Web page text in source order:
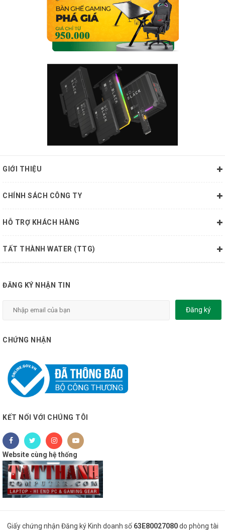
GIỚI THIỆU
CHÍNH SÁCH CÔNG TY
HỖ TRỢ KHÁCH HÀNG
TẤT THÀNH WATER (TTG)
ĐĂNG KÝ NHẬN TIN
Đăng ký
CHỨNG NHẬN
KẾT NỐI VỚI CHÚNG TÔI
Website cùng hệ thống
Giấy chứng nhận Đăng ký Kinh doanh số 63E80027080do phòng tài